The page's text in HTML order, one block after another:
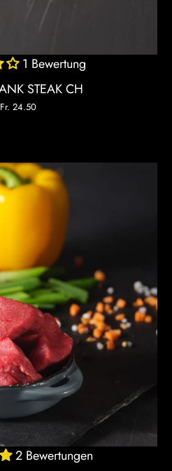
1 Bewertung
STEAK CH
24.50
2 Bewertungen